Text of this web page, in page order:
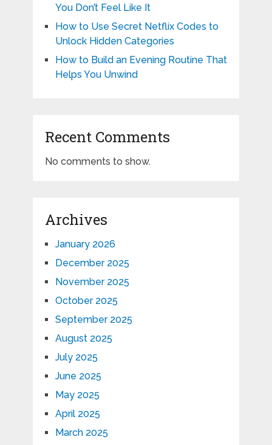
You Don’t Feel Like It
How to Use Secret Netflix Codes to
Unlock Hidden Categories
How to Build an Evening Routine That
Helps You Unwind
Recent Comments
No comments to show.
Archives
January 2026
December 2025
November 2025
October 2025
September 2025
August 2025
July 2025
June 2025
May 2025
April 2025
March 2025